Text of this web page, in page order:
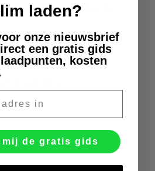
dynamique de la
laden?
onze nieuwsbrief
een gratis gids
kosten
de gratis gids